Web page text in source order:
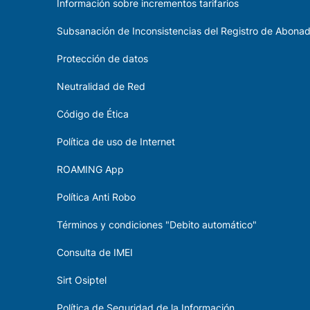
Información sobre incrementos tarifarios
Subsanación de Inconsistencias del Registro de
Protección de datos
Neutralidad de Red
Código de Ética
Política de uso de Internet
ROAMING App
Política Anti Robo
Términos y condiciones "Debito automático"
Consulta de IMEI
Sirt Osiptel